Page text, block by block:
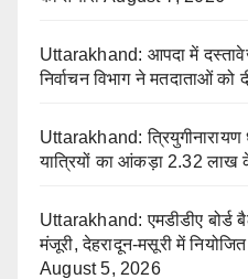
Uttarakhand: आपदा में
निर्वाचन विभाग ने मतदाताओं को
Uttarakhand: त्रियुगीनारायण
यात्रियों का आंकड़ा 2.32 लाख
Uttarakhand: एमडीडीए बोर्ड
मंजूरी, देहरादून-मसूरी में
August 5, 2026